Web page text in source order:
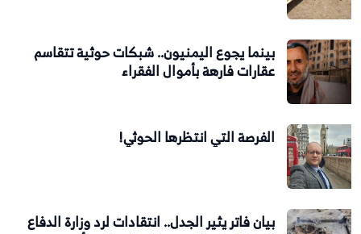
بينما يجوع اليمنيون.. شبكات حوثية تتقاسم
عقارات فارهة بأموال الفقراء
الفرصة التي انتظرها الحوثي!
بيان فاتر يثير الجدل.. انتقادات لرد وزارة الدفاع